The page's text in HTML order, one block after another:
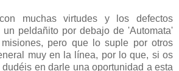
muchas virtudes y los defectos
un peldañito por debajo de 'Automata'
pero que lo suple por otros
muy en la línea, por lo que, si os
en darle una oportunidad a esta